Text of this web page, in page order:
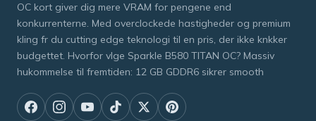
OC kort giver dig mere VRAM for pengene end
konkurrenterne. Med overclockede hastigheder og premium
kling fr du cutting edge teknologi til en pris, der ikke knkker
budgettet. Hvorfor vlge Sparkle B580 TITAN OC? Massiv
hukommelse til fremtiden: 12 GB GDDR6 sikrer smooth